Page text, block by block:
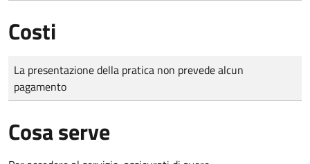
Costi
Tipo di pagamento
Importo
La presentazione della pratica non prevede alcun
pagamento
Cosa serve